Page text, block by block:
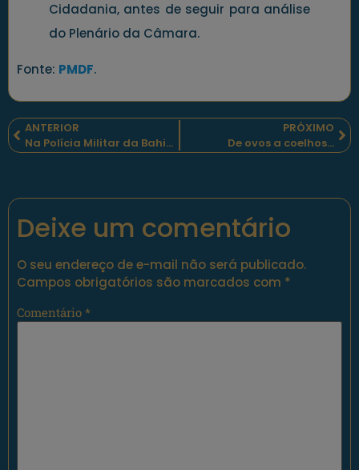
Cidadania, antes de seguir para análise
do Plenário da Câmara.
Fonte: PMDF.
ANTERIOR
Na Polícia Militar da Bahia, há novos operadores de aeronaves remotamente pilotadas.
PRÓXIMO
De ovos a coelhos…
Deixe um comentário
O seu endereço de e-mail não será publicado.
Campos obrigatórios são marcados com *
Comentário *